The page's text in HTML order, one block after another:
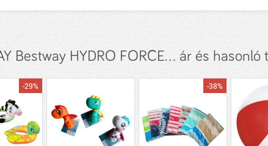
Bestway HYDRO FORCE... ár és hasonló
-29% -38%